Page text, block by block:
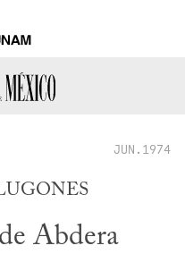
JUN.1974
Abdera